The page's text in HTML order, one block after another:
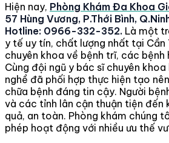
Hiện nay, Phòng Khám Đa Khoa
57 Hùng Vương, P.Thới Bình,
Hotline: 0966-332-352. Là một
y tế uy tín, chất lượng nhất tại Cần
chuyên khoa về bệnh trĩ, các bệnh
Cùng đội ngũ y bác sĩ chuyên
nghề đã phối hợp thực hiện tạo
chữa bệnh đáng tin cậy. Người
và các tỉnh lân cận thuận tiện đến
quả, an toàn. Phòng khám chúng
phép hoạt động với nhiều ưu thế